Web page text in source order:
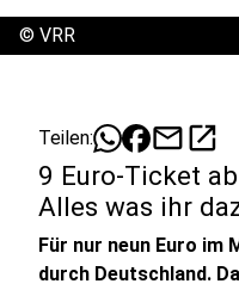
© VRR
Teilen: mailopen_in_new
9 Euro-Ticket
Alles was ihr
Für nur neun Euro im
durch Deutschland.